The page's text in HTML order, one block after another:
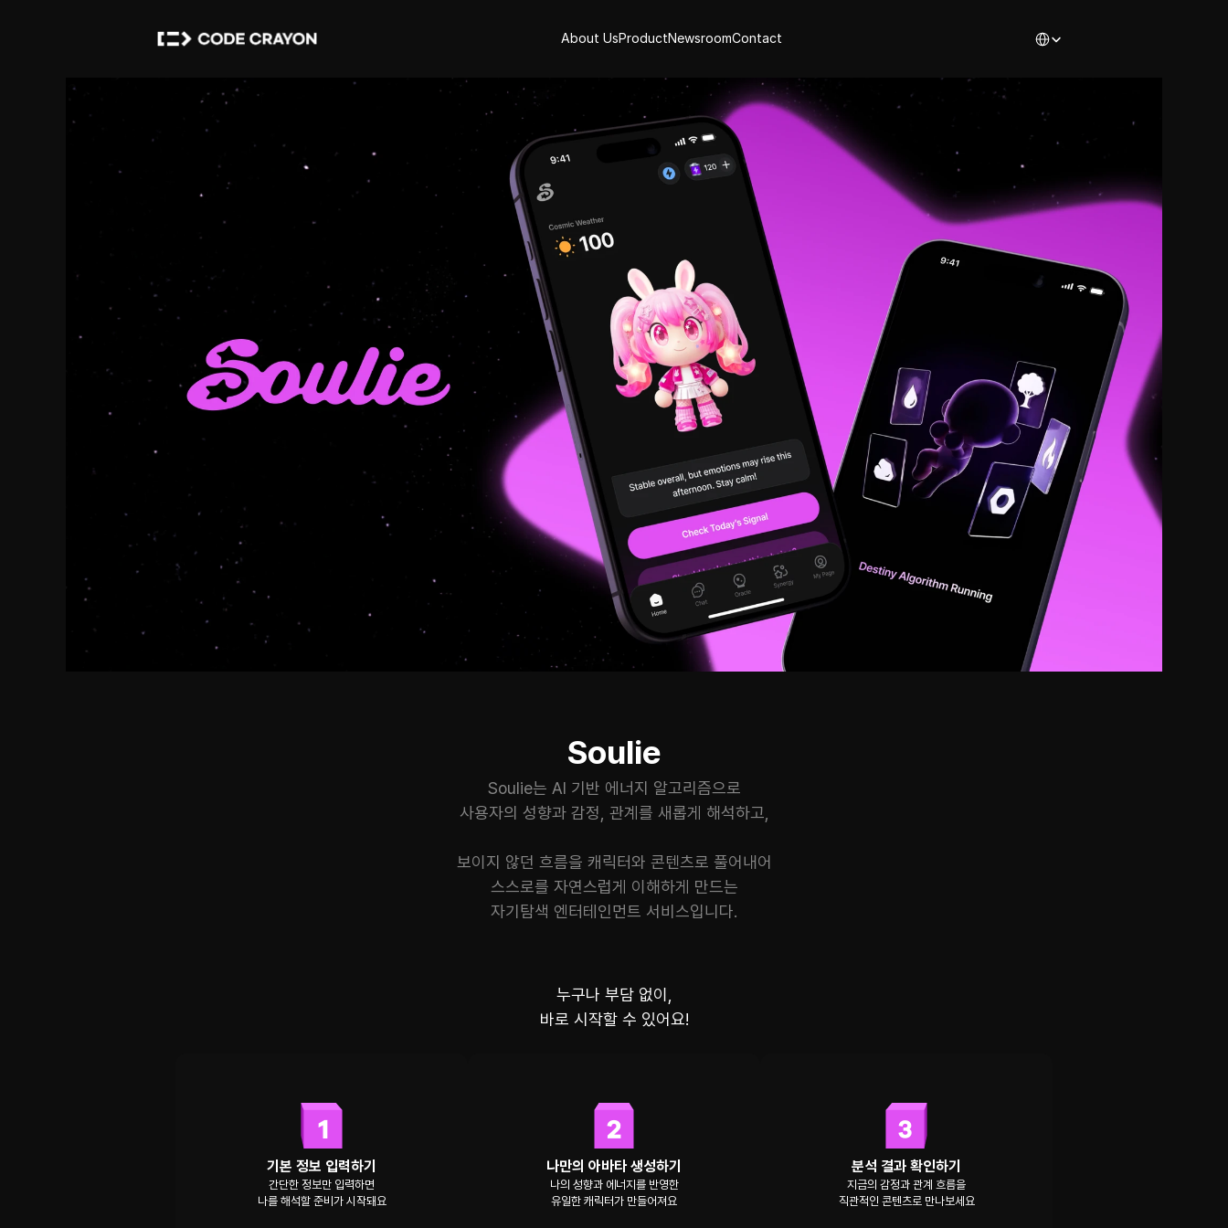
About UsProductNewsroomContact
Soulie
Soulie는 AI 기반 에너지 알고리즘으로
사용자의 성향과 감정, 관계를 새롭게 해석하고,
보이지 않던 흐름을 캐릭터와 콘텐츠로 풀어내어
스스로를 자연스럽게 이해하게 만드는
자기탐색 엔터테인먼트 서비스입니다.
누구나 부담 없이,
바로 시작할 수 있어요!
기본 정보 입력하기
간단한 정보만 입력하면
나를 해석할 준비가 시작돼요
나만의 아바타 생성하기
나의 성향과 에너지를 반영한
유일한 캐릭터가 만들어져요
분석 결과 확인하기
지금의 감정과 관계 흐름을
직관적인 콘텐츠로 만나보세요